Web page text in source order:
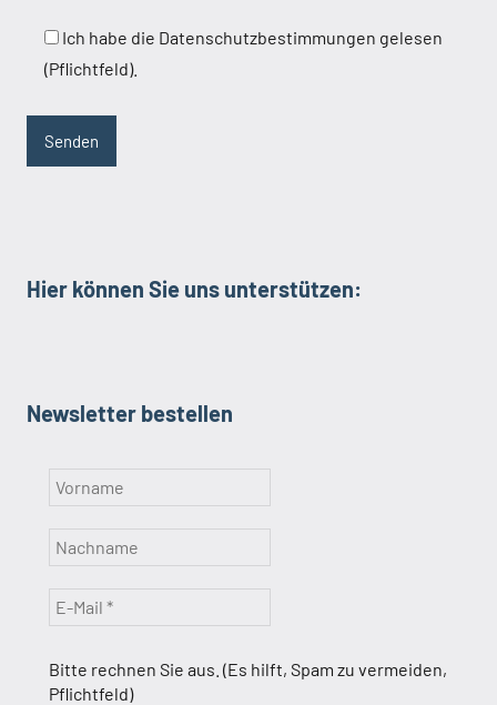
Ich habe die Datenschutzbestimmungen gelesen
(Pflichtfeld).
Hier können Sie uns unterstützen:
Newsletter bestellen
Bitte rechnen Sie aus. (Es hilft, Spam zu vermeiden,
Pflichtfeld)